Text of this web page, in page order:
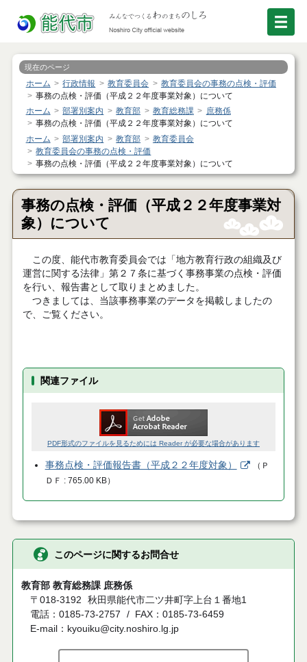
現在のページ
ホーム 行政情報 教育委員会
教育委員会の事務の点検・評価
事務の点検・評価（平成２２年度事業対象）について
ホーム
部署別案内 教育部 教育総務課
庶務係
事務の点検・評価（平成２２年度事業対象）について
ホーム
部署別案内 教育部
教育委員会
教育委員会の事務の点検・評価
事務の点検・評価（平成２２年度事業対象）について
事務の点検・評価（平成２２年度事業対
象）について
この度、能代市教育委員会では「地方教育行政の組織及び
運営に関する法律」第２７条に基づく事務事業の点検・評価
を行い、報告書として取りまとめました。
つきましては、当該事務事業のデータを掲載しましたの
で、ご覧ください。
関連ファイル
PDF形式のファイルを見るためには Reader が必要な場合があります
事務点検・評価報告書（平成２２年度対象） （ Ｐ
ＤＦ
765.00 KB）
このページに関するお問合せ
教育部 教育総務課 庶務係
〒018-3192
秋田県能代市二ツ井町字上台１番地1
電話：0185-73-2757
FAX：0185-73-6459
E-mail：kyouiku@city.noshiro.lg.jp